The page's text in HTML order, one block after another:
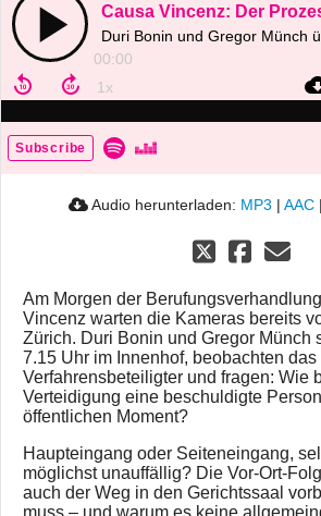
00:00
Subscribe
Audio herunterladen: MP3 | AAC |
Am Morgen der
Vincenz warten die Kameras bereits
Zürich. Duri Bonin und Gregor Münch
7.15 Uhr im Innenhof, beobachten
Verfahrensbeteiligter und fragen: Wie
Verteidigung eine beschuldigte
öffentlichen Moment?
Haupteingang oder Seiteneingang,
möglichst unauffällig? Die Vor-Ort-
auch der Weg in den Gerichtssaal